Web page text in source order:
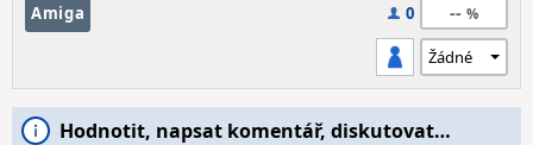
Amiga 0 --
Hodnotit, napsat komentář, diskutovat…